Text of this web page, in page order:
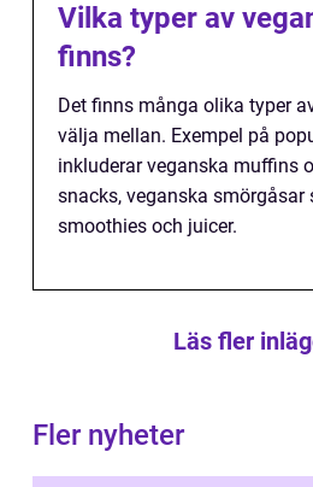
Vilka typer av
finns?
Det finns många olika typer
välja mellan. Exempel på
inkluderar veganska muffins
snacks, veganska smörgåsar
smoothies och juicer.
Läs fler
Fler nyheter